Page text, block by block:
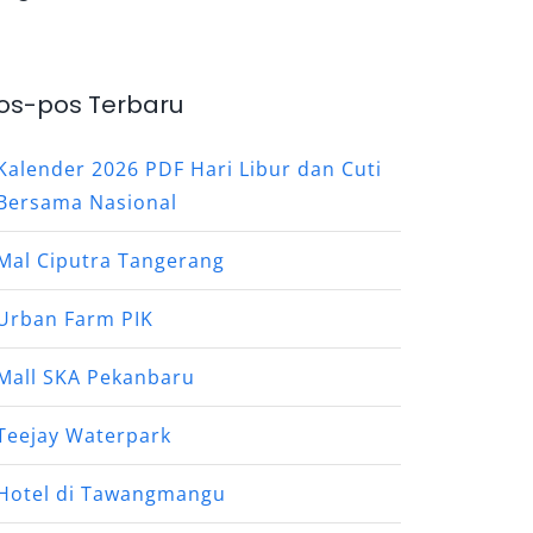
pos Terbaru
2026 PDF Hari Libur dan Cuti
Nasional
Ciputra Tangerang
Farm PIK
SKA Pekanbaru
Waterpark
di Tawangmangu